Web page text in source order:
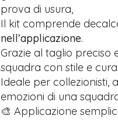
prova di usura,
Il kit comprende
nell’applicazione.
Grazie al taglio preciso
squadra con stile e
Ideale per collezionisti,
emozioni di una
🎨 Applicazione